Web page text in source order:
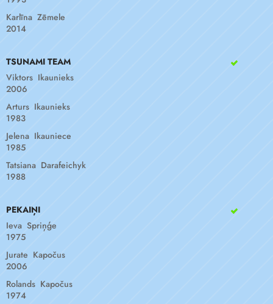
Karlīna Zēmele
2014
TSUNAMI TEAM
Viktors Ikaunieks
2006
Arturs Ikaunieks
1983
Jelena Ikauniece
1985
Tatsiana Darafeichyk
1988
PEKAIŅI
Ieva Spriņģe
1975
Jurate Kapočus
2006
Rolands Kapočus
1974